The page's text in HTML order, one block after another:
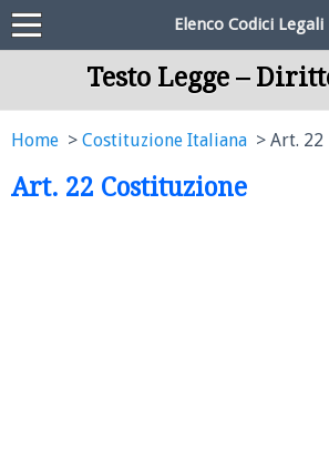
Elenco Codici Legali
Testo Legge –
Home Costituzione Italiana Art. 22
Art. 22 Costituzione